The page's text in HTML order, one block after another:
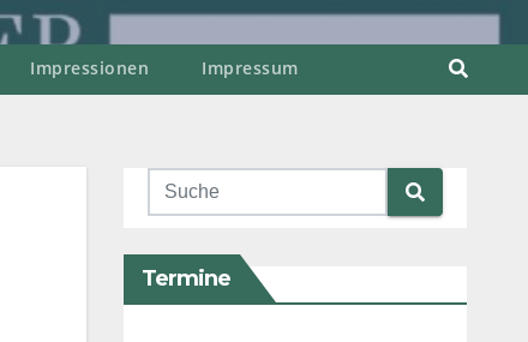
Impressionen Impressum
Termine